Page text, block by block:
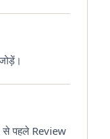
से पहले Review